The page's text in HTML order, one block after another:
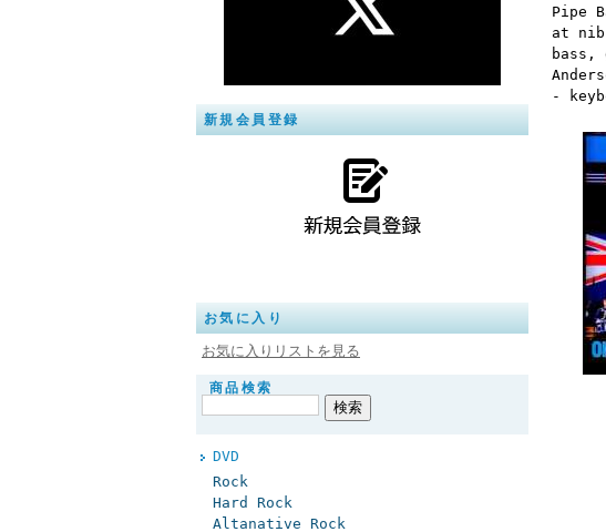
新規会員登録
お気に入り
お気に入りリストを見る
商品検索
DVD
Rock
Hard Rock
Altanative Rock
Pipe
at nib
-